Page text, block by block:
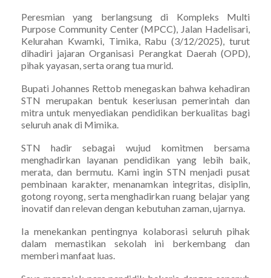
Peresmian yang berlangsung di Kompleks Multi
Purpose Community Center (MPCC), Jalan Hadelisari,
Kelurahan Kwamki, Timika, Rabu (3/12/2025), turut
dihadiri jajaran Organisasi Perangkat Daerah (OPD),
pihak yayasan, serta orang tua murid.
Bupati Johannes Rettob menegaskan bahwa kehadiran
STN merupakan bentuk keseriusan pemerintah dan
mitra untuk menyediakan pendidikan berkualitas bagi
seluruh anak di Mimika.
STN hadir sebagai wujud komitmen bersama
menghadirkan layanan pendidikan yang lebih baik,
merata, dan bermutu. Kami ingin STN menjadi pusat
pembinaan karakter, menanamkan integritas, disiplin,
gotong royong, serta menghadirkan ruang belajar yang
inovatif dan relevan dengan kebutuhan zaman, ujarnya.
Ia menekankan pentingnya kolaborasi seluruh pihak
dalam memastikan sekolah ini berkembang dan
memberi manfaat luas.